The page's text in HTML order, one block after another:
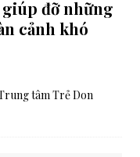
đỡ những
cảnh khó
tâm Trẻ Don